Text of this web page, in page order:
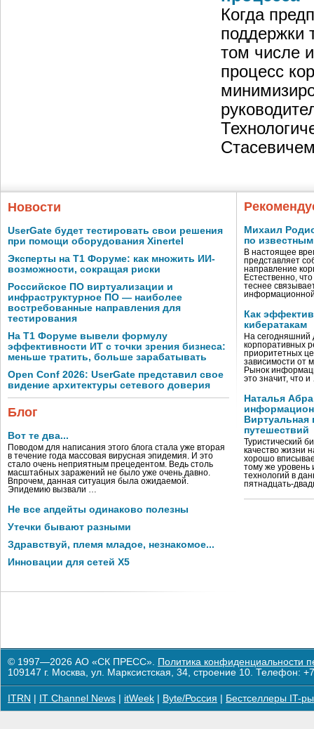
Когда
поддержки
том числе
процесс
Новости
UserGate будет тестировать свои решения
при помощи оборудования Xinertel
Эксперты на Т1 Форуме: как множить ИИ-
возможности, сокращая риски
Российское ПО виртуализации и
инфраструктурное ПО — наиболее
востребованные направления для
тестирования
На Т1 Форуме вывели формулу
эффективности ИТ с точки зрения бизнеса:
меньше тратить, больше зарабатывать
Open Conf 2026: UserGate представил свое
видение архитектуры сетевого доверия
Блог
Вот те два...
Поводом для написания этого блога стала уже вторая
в течение года массовая вирусная эпидемия. И это
стало очень неприятным прецедентом. Ведь столь
масштабных заражений не было уже очень давно.
Впрочем, данная ситуация была ожидаемой.
Эпидемию вызвали …
Не все апдейты одинаково полезны
Утечки бывают разными
Здравствуй, племя младое, незнакомое...
Инновации для сетей X5
Михаил
по
В настоящее
представляет
направление
Естественно,
теснее
Как
кибератакам
На сегодняшний
корпоративных
приоритетных
зависимости от
Рынок
это значит, что
Наталья
путешествий
Туристический
качество жизни
хорошо
тому же
технологий в
пятнадцать-
© 1997—2026 АО «СК ПРЕСС». Политика конфиденциальности
109147 г. Москва, ул. Марксистская, 34, строение 10. Телефон:
ITRN IT Channel News itWeek Byte/Россия Бестселлеры IT-